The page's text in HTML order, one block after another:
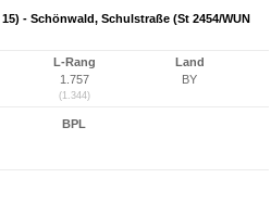
- Schönwald, Schulstraße (St 2454/WUN
L-Rang
1.757
(1.344)
Land
BY
BPL